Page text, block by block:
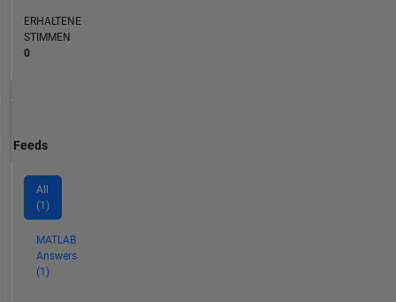
ERHALTENE
STIMMEN
0
Feeds
All
(1)
MATLAB
Answers
(1)